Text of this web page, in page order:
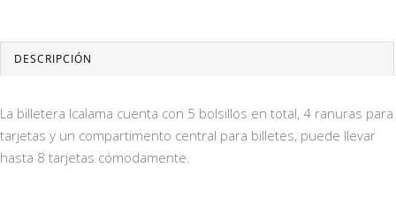
DESCRIPCIÓN
La billetera Icalama cuenta con 5 bolsillos en total, 4 ranuras para
tarjetas y un compartimento central para billetes, puede llevar
hasta 8 tarjetas cómodamente.